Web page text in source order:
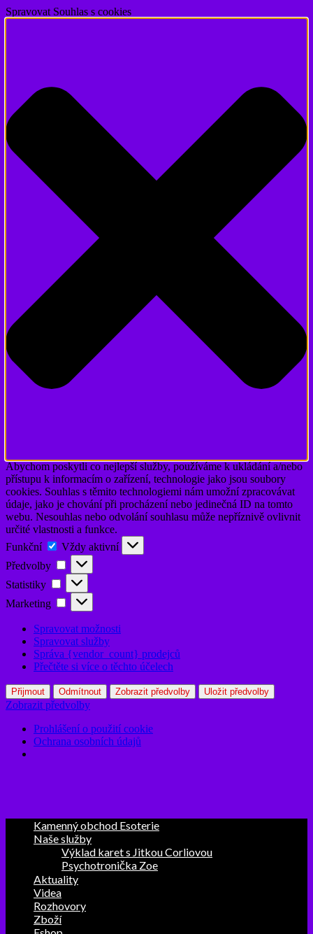
Spravovat Souhlas s cookies
Abychom poskytli co nejlepší služby, používáme k ukládání a/nebo
přístupu k informacím o zařízení, technologie jako jsou soubory
cookies. Souhlas s těmito technologiemi nám umožní zpracovávat
údaje, jako je chování při procházení nebo jedinečná ID na tomto
webu. Nesouhlas nebo odvolání souhlasu může nepříznivě ovlivnit
určité vlastnosti a funkce.
Funkční
Funkční
Vždy aktivní
Předvolby
Předvolby
Statistiky Statistiky
Marketing Marketing
Spravovat možnosti
Spravovat služby
Správa {vendor_count} prodejců
Přečtěte si více o těchto účelech
Přijmout Odmítnout Zobrazit předvolby Uložit předvolby
Zobrazit předvolby
Prohlášení o použití cookie
Ochrana osobních údajů
Kamenný obchod Esoterie
Naše služby
Výklad karet s Jitkou Corliovou
Psychotronička Zoe
Aktuality
Videa
Rozhovory
Zboží